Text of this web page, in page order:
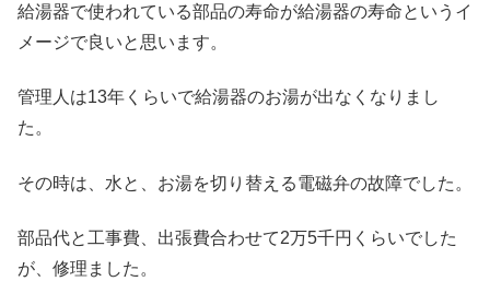
給湯器で使われている部品の寿命が給湯器の寿命というイ
メージで良いと思います。
管理人は13年くらいで給湯器のお湯が出なくなりまし
た。
その時は、水と、お湯を切り替える電磁弁の故障でした。
部品代と工事費、出張費合わせて2万5千円くらいでした
が、修理ました。